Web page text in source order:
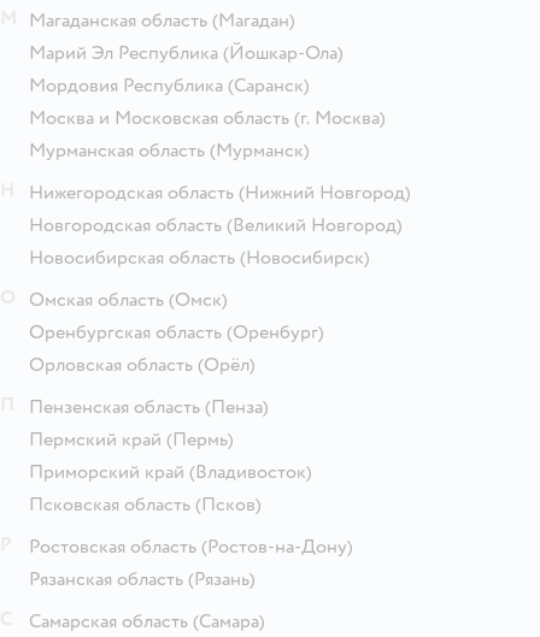
Магаданская область (Магадан)
Марий Эл Республика (Йошкар-Ола)
Мордовия Республика (Саранск)
Москва и Московская область (г. Москва)
Мурманская область (Мурманск)
Нижегородская область (Нижний Новгород)
Новгородская область (Великий Новгород)
Новосибирская область (Новосибирск)
Омская область (Омск)
Оренбургская область (Оренбург)
Орловская область (Орёл)
Пензенская область (Пенза)
Пермский край (Пермь)
Приморский край (Владивосток)
Псковская область (Псков)
Ростовская область (Ростов-на-Дону)
Рязанская область (Рязань)
Самарская область (Самара)